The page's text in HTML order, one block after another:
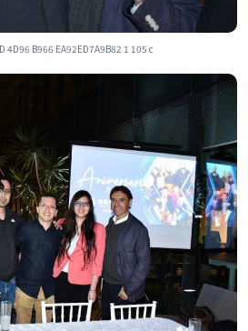
4D96 B966 EA92ED7A9B82 1 105 c